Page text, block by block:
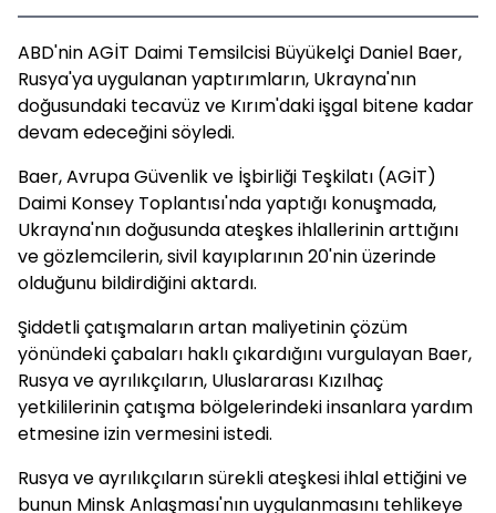
ABD'nin AGİT Daimi Temsilcisi Büyükelçi Daniel Baer,
Rusya'ya uygulanan yaptırımların, Ukrayna'nın
doğusundaki tecavüz ve Kırım'daki işgal bitene kadar
devam edeceğini söyledi.
Baer, Avrupa Güvenlik ve İşbirliği Teşkilatı (AGİT)
Daimi Konsey Toplantısı'nda yaptığı konuşmada,
Ukrayna'nın doğusunda ateşkes ihlallerinin arttığını
ve gözlemcilerin, sivil kayıplarının 20'nin üzerinde
olduğunu bildirdiğini aktardı.
Şiddetli çatışmaların artan maliyetinin çözüm
yönündeki çabaları haklı çıkardığını vurgulayan Baer,
Rusya ve ayrılıkçıların, Uluslararası Kızılhaç
yetkililerinin çatışma bölgelerindeki insanlara yardım
etmesine izin vermesini istedi.
Rusya ve ayrılıkçıların sürekli ateşkesi ihlal ettiğini ve
bunun Minsk Anlaşması'nın uygulanmasını tehlikeye